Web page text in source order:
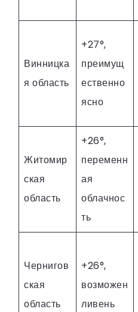
Винницка
я область
+27°,
преимущ
ественно
ясно
Житомир
ская
область
+26°,
переменн
ая
облачнос
ть
Чернигов
ская
область
+26°,
возможен
ливень